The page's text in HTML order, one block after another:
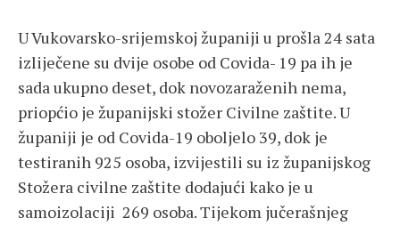
U Vukovarsko-srijemskoj županiji u prošla 24 sata
izliječene su dvije osobe od Covida- 19 pa ih je
sada ukupno deset, dok novozaraženih nema,
priopćio je županijski stožer Civilne zaštite. U
županiji je od Covida-19 oboljelo 39, dok je
testiranih 925 osoba, izvijestili su iz županijskog
Stožera civilne zaštite dodajući kako je u
samoizolaciji 269 osoba. Tijekom jučerašnjeg